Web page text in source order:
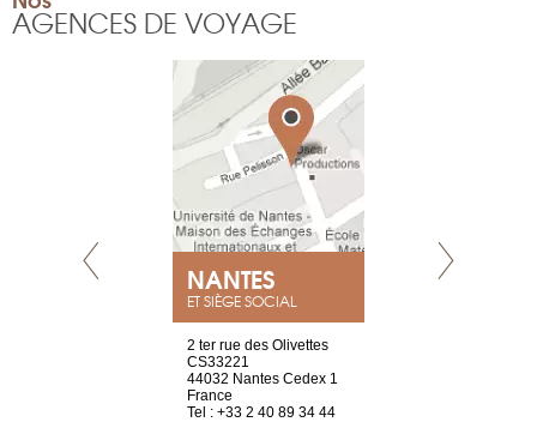
AGENCES DE VOYAGE
NANTES
ET SIÈGE SOCIAL
2 ter rue des Olivettes
CS33221
44032 Nantes Cedex 1
France
Tel : +33 2 40 89 34 44